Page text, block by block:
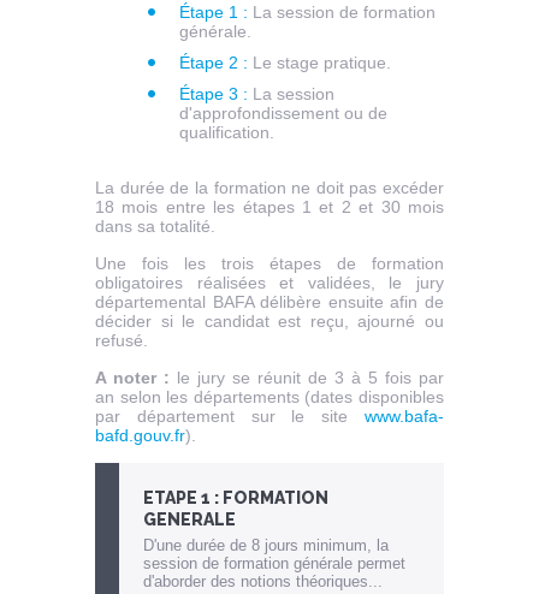
Étape 1 : La session de formation
générale.
Étape 2 : Le stage pratique.
Étape 3 : La session
d'approfondissement ou de
qualification.
La durée de la formation ne doit pas excéder
18 mois entre les étapes 1 et 2 et 30 mois
dans sa totalité.
Une fois les trois étapes de formation
obligatoires réalisées et validées, le jury
départemental BAFA délibère ensuite afin de
décider si le candidat est reçu, ajourné ou
refusé.
A noter : le jury se réunit de 3 à 5 fois par
an selon les départements (dates disponibles
par département sur le site www.bafa-
bafd.gouv.fr).
ETAPE 1 : FORMATION
GENERALE
D'une durée de 8 jours minimum, la
session de formation générale permet
d'aborder des notions théoriques...